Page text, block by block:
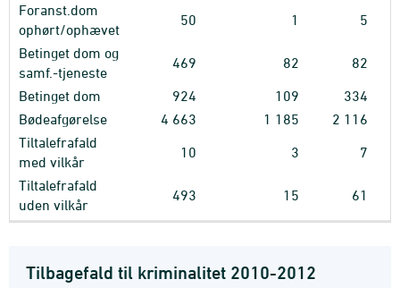
Foranst.dom
ophørt/ophævet
50 1 5
Betinget dom og
samf.-tjeneste
469 82 82
Betinget dom 924 109
334
Bødeafgørelse
4 663 1 185 2 116
Tiltalefrafald
med vilkår
10 3 7
Tiltalefrafald
uden vilkår
493 15 61
Tilbagefald til kriminalitet 2010-2012